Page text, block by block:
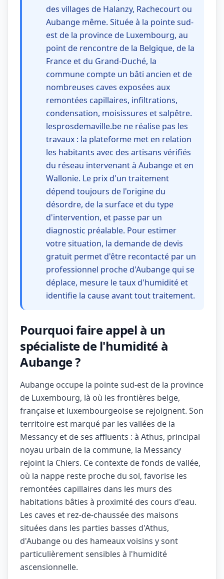
des villages de Halanzy, Rachecourt ou
Aubange même. Située à la pointe sud-
est de la province de Luxembourg, au
point de rencontre de la Belgique, de la
France et du Grand-Duché, la
commune compte un bâti ancien et de
nombreuses caves exposées aux
remontées capillaires, infiltrations,
condensation, moisissures et salpêtre.
lesprosdemaville.be ne réalise pas les
travaux : la plateforme met en relation
les habitants avec des artisans vérifiés
du réseau intervenant à Aubange et en
Wallonie. Le prix d'un traitement
dépend toujours de l'origine du
désordre, de la surface et du type
d'intervention, et passe par un
diagnostic préalable. Pour estimer
votre situation, la demande de devis
gratuit permet d'être recontacté par un
professionnel proche d'Aubange qui se
déplace, mesure le taux d'humidité et
identifie la cause avant tout traitement.
Pourquoi faire appel à un
spécialiste de l'humidité à
Aubange ?
Aubange occupe la pointe sud-est de la province
de Luxembourg, là où les frontières belge,
française et luxembourgeoise se rejoignent. Son
territoire est marqué par les vallées de la
Messancy et de ses affluents : à Athus, principal
noyau urbain de la commune, la Messancy
rejoint la Chiers. Ce contexte de fonds de vallée,
où la nappe reste proche du sol, favorise les
remontées capillaires dans les murs des
habitations bâties à proximité des cours d'eau.
Les caves et rez-de-chaussée des maisons
situées dans les parties basses d'Athus,
d'Aubange ou des hameaux voisins y sont
particulièrement sensibles à l'humidité
ascensionnelle.